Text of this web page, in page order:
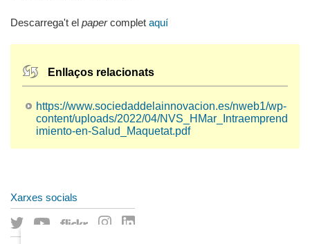
Descarrega't el papercomplet aquí
Enllaços relacionats
https://www.sociedaddelainnovacion.es/nweb1/wp-
content/uploads/2022/04/NVS_HMar_Intraemprend
imiento-en-Salud_Maquetat.pdf
Xarxes socials